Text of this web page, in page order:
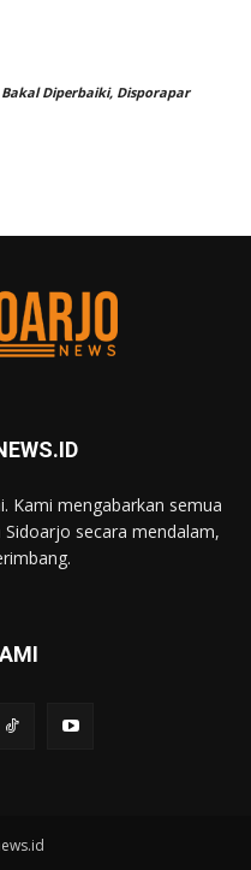
Bakal Diperbaiki, Disporapar
Kami mengabarkan semua
secara mendalam,